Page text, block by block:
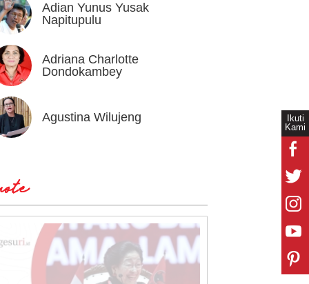
Ikuti
Kami
Adian Yunus Yusak
Napitupulu
Adriana Charlotte
Dondokambey
Agustina Wilujeng Andi